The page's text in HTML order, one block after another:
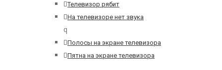
Телевизор рябит
На телевизоре нет звука
q
Полосы на экране телевизора
Пятна на экране телевизора